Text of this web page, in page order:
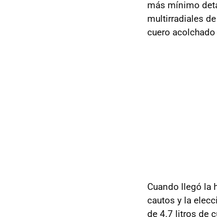
más mínimo
multirradiales
cuero
Cuando llegó la
cautos y la
de 4.7 litros de